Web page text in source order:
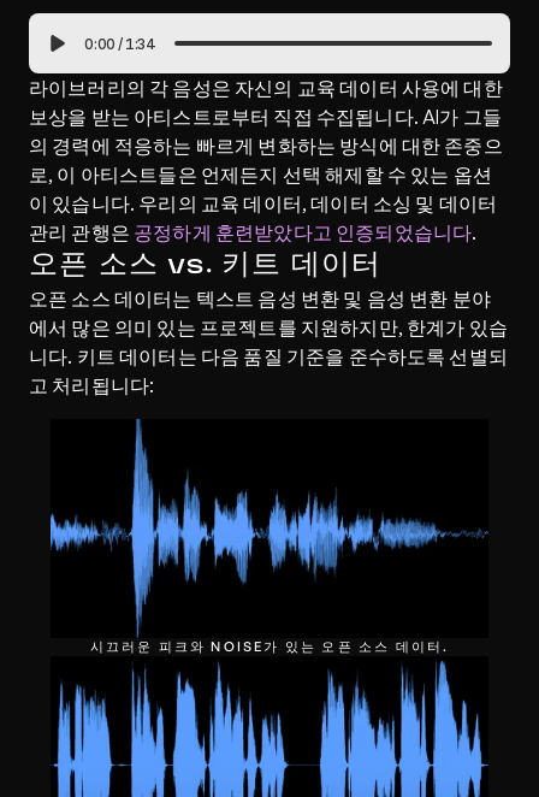
0:00 / 1:34
라이브러리의 각 음성은 자신의 교육 데이터 사용에 대한
보상을 받는 아티스트로부터 직접 수집됩니다. AI가 그들
의 경력에 적응하는 빠르게 변화하는 방식에 대한 존중으
로, 이 아티스트들은 언제든지 선택 해제할 수 있는 옵션
이 있습니다. 우리의 교육 데이터, 데이터 소싱 및 데이터
관리 관행은 공정하게 훈련받았다고 인증되었습니다.
오픈 소스 vs. 키트 데이터
오픈 소스 데이터는 텍스트 음성 변환 및 음성 변환 분야
에서 많은 의미 있는 프로젝트를 지원하지만, 한계가 있습
니다. 키트 데이터는 다음 품질 기준을 준수하도록 선별되
고 처리됩니다:
시끄러운 피크와 NOISE가 있는 오픈 소스 데이터.